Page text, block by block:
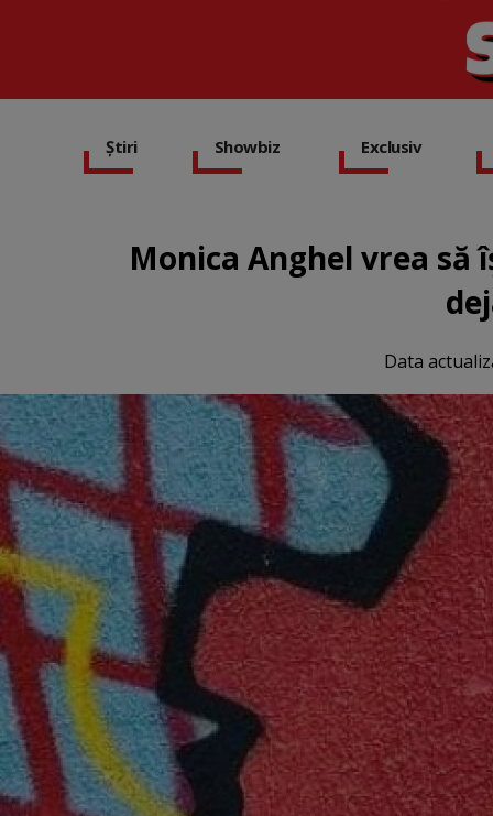
Știri Showbiz Exclusiv
Monica Anghel vrea să
Data